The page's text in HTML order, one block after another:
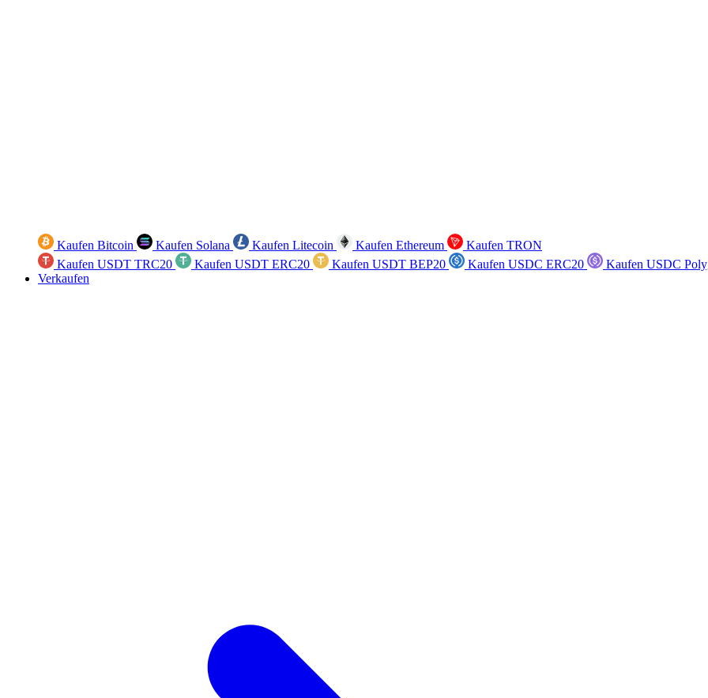
Kaufen Bitcoin Kaufen Solana Kaufen Litecoin Kaufen Ethereum
Kaufen TRON
Kaufen USDT TRC20
Kaufen USDT ERC20 Kaufen USDT BEP20 Kaufen USDC ERC20
Kaufen USDC
Verkaufen